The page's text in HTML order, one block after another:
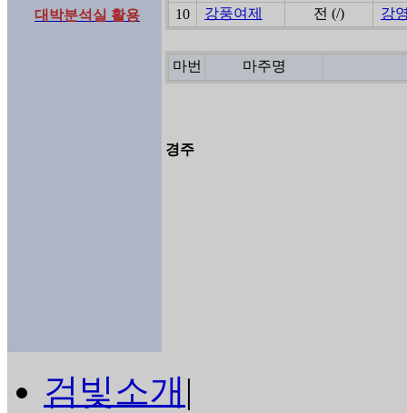
대박분석실 활용
10 강풍여제 전 (/) 강
마번 마주명
경주
검빛소개|